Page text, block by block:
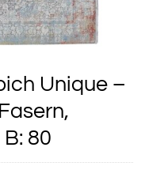
Unique –
80